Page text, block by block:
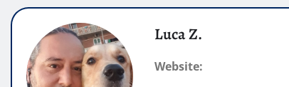
Luca Z.
Website: